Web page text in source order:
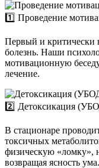
1️⃣ Проведение
Первый и критически
болезнь. Наши
мотивационную
лечение.
2️⃣ Детоксикация
В стационаре
токсичных
физическую «ломку»,
возвращая ясность ума.